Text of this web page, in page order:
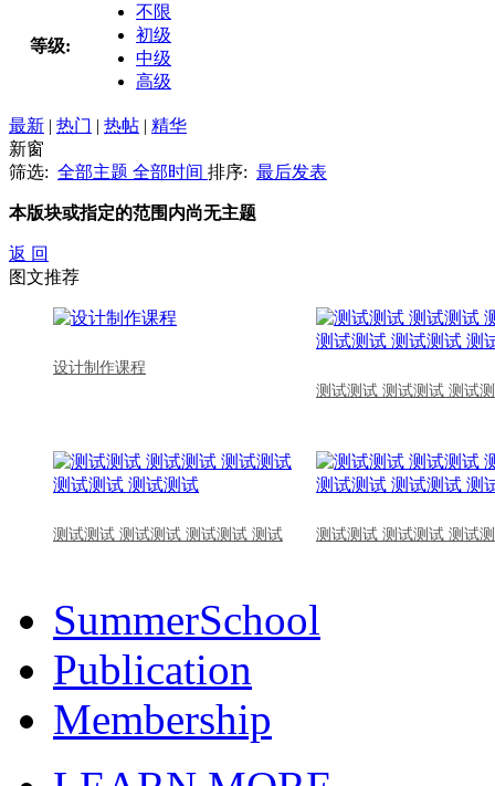
等级:
不限
初级
中级
高级
最新 | 热门 | 热帖 | 精华
新窗
筛选: 全部主题 全部时间 排序: 最后发表
本版块或指定的范围内尚无主题
返 回
图文推荐
设计制作课程
测试测试 测试测试 测试
测试测试 测试测试 测试测试 测试 测试测试 测试测试 测试
SummerSchool
Publication
Membership